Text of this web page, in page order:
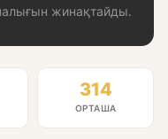
жинақтайды.
314
ОРТАША